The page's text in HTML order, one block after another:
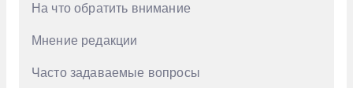
Jac
Jaecoo
Jetour
На что обратить внимание
Мнение редакции
Часто задаваемые вопросы